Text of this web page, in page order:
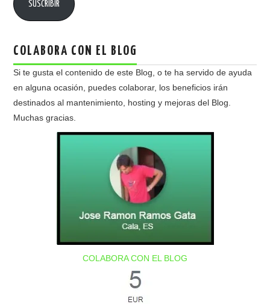
SUSCRIBIR
COLABORA CON EL BLOG
Si te gusta el contenido de este Blog, o te ha servido de ayuda
en alguna ocasión, puedes colaborar, los beneficios irán
destinados al mantenimiento, hosting y mejoras del Blog.
Muchas gracias.
COLABORA CON EL BLOG